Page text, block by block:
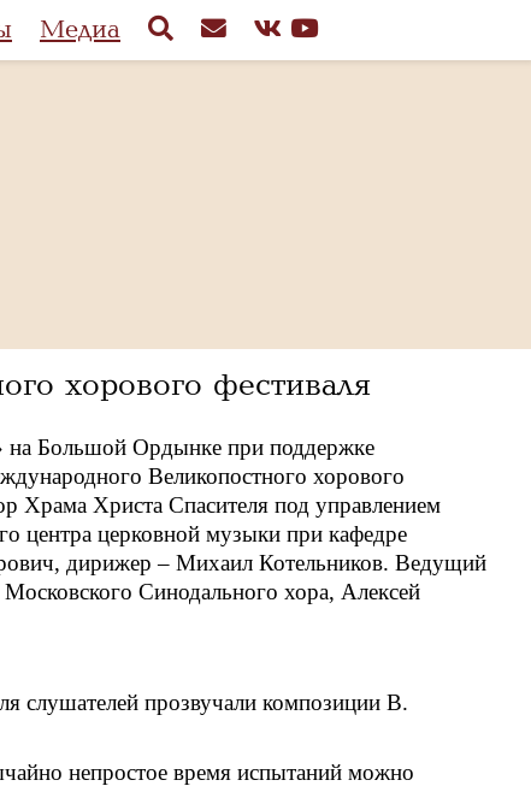
Медиа
хорового фестиваля
на Большой Ордынке при поддержке
Великопостного хорового
Храма Христа Спасителя под управлением
центра церковной музыки при кафедре
дирижер – Михаил Котельников. Ведущий
Синодального хора, Алексей
слушателей прозвучали композиции В.
непростое время испытаний можно